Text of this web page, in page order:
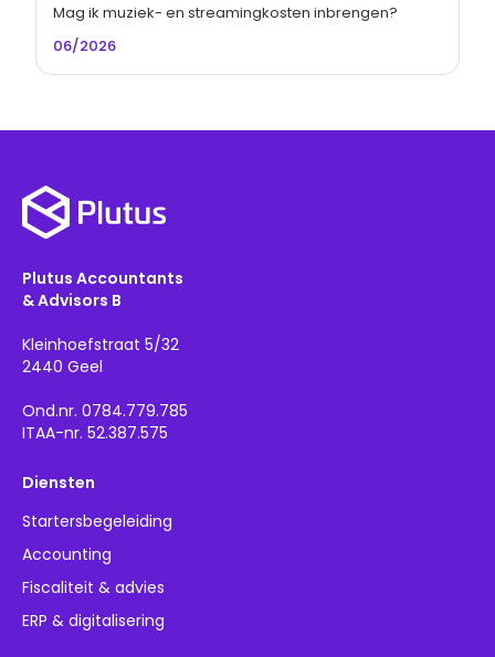
Mag ik muziek- en streamingkosten inbrengen?
06/2026
Plutus Accountants
& Advisors B
Kleinhoefstraat 5/32
2440 Geel
Ond.nr. 0784.779.785
ITAA-nr. 52.387.575
Diensten
Startersbegeleiding
Accounting
Fiscaliteit & advies
ERP & digitalisering